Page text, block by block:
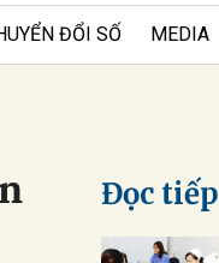
ĐỔI SỐ MEDIA
Đọc tiếp
Gửi